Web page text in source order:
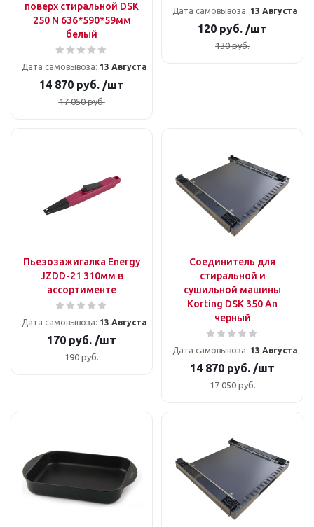
поверх стиральной DSK
250 N 636*590*59мм
белый
Дата самовывоза: 13 Августа
14 870 руб. /шт
17 050руб.
Дата самовывоза: 13 Августа
120 руб. /шт
130руб.
Пьезозажигалка Energy
JZDD-21 310мм в
ассортименте
Дата самовывоза: 13 Августа
170 руб. /шт
190руб.
Соединитель для
стиральной и
сушильной машины
Korting DSK 350 An
черный
Дата самовывоза: 13 Августа
14 870 руб. /шт
17 050руб.